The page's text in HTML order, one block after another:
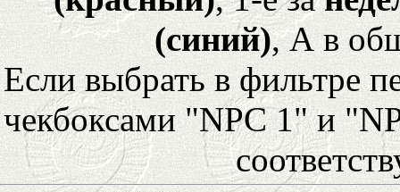
(синий), А в
Если выбрать в фильтре
чекбоксами "NPC 1" и